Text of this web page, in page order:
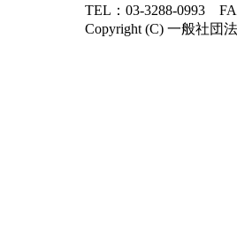
TEL：03-3288-0993
Copyright (C) 一般社団